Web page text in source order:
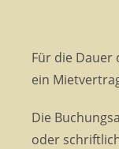
Für die Dauer
ein
Die
oder